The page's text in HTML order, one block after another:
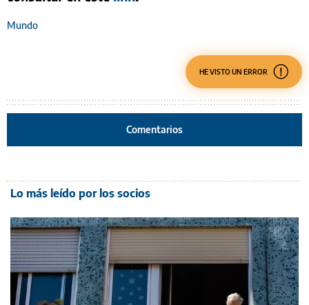
Mundo
HE VISTO UN ERROR
Comentarios
Lo más leído por los socios